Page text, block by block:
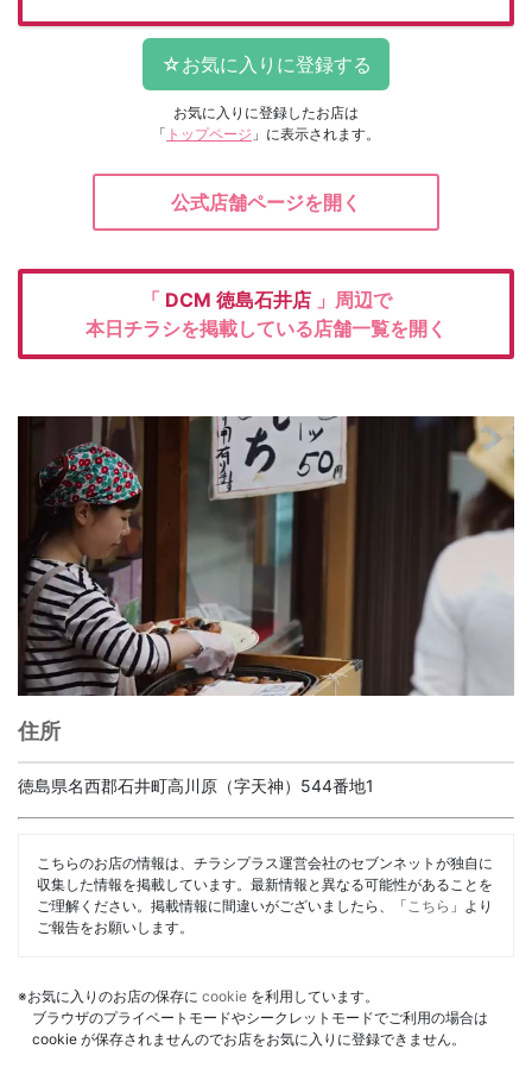
お気に入りに登録したお店は
「 トップページ 」に表示されます。
公式店舗ページを開く
「 DCM 徳島石井店 」周辺で
本日チラシを掲載している店舗一覧を開く
住所
徳島県名西郡石井町高川原（字天神）544番地1
こちらのお店の情報は、チラシプラス運営会社のセブンネットが独自に
収集した情報を掲載しています。最新情報と異なる可能性があることを
ご理解ください。掲載情報に間違いがございましたら、「 こちら 」より
ご報告をお願いします。
※お気に入りのお店の保存に cookie を利用しています。
ブラウザのプライベートモードやシークレットモードでご利用の場合は
cookie が保存されませんのでお店をお気に入りに登録できません。